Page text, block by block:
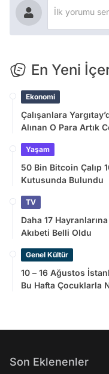
En Yeni
Ekonomi
Çalışanlara
Alınan O Para Artık
Yaşam
50 Bin Bitcoin Çalıp
Kutusunda Bulundu
TV
Daha 17
Akıbeti Belli Oldu
Genel Kültür
10 – 16 Ağustos
Bu Hafta Çocuklarla
Son Eklenenler